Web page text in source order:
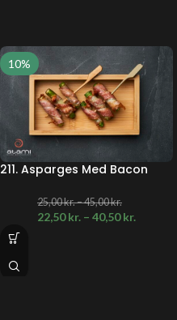
10%
211. Asparges Med Bacon
25,00kr.–45,00kr.
22,50kr. – 40,50kr.